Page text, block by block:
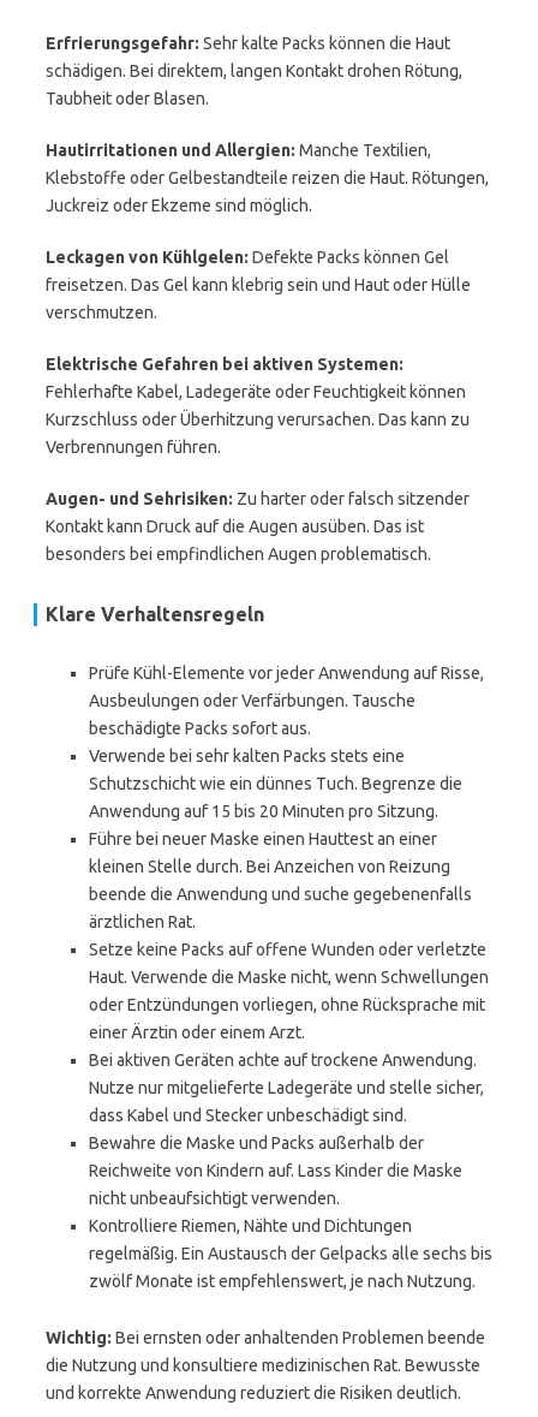
Erfrierungsgefahr: Sehr kalte Packs können die Haut
schädigen. Bei direktem, langen Kontakt drohen Rötung,
Taubheit oder Blasen.
Hautirritationen und Allergien: Manche Textilien,
Klebstoffe oder Gelbestandteile reizen die Haut. Rötungen,
Juckreiz oder Ekzeme sind möglich.
Leckagen von Kühlgelen: Defekte Packs können Gel
freisetzen. Das Gel kann klebrig sein und Haut oder Hülle
verschmutzen.
Elektrische Gefahren bei aktiven Systemen:
Fehlerhafte Kabel, Ladegeräte oder Feuchtigkeit können
Kurzschluss oder Überhitzung verursachen. Das kann zu
Verbrennungen führen.
Augen- und Sehrisiken: Zu harter oder falsch sitzender
Kontakt kann Druck auf die Augen ausüben. Das ist
besonders bei empfindlichen Augen problematisch.
Klare Verhaltensregeln
Prüfe Kühl-Elemente vor jeder Anwendung auf Risse,
Ausbeulungen oder Verfärbungen. Tausche
beschädigte Packs sofort aus.
Verwende bei sehr kalten Packs stets eine
Schutzschicht wie ein dünnes Tuch. Begrenze die
Anwendung auf 15 bis 20 Minuten pro Sitzung.
Führe bei neuer Maske einen Hauttest an einer
kleinen Stelle durch. Bei Anzeichen von Reizung
beende die Anwendung und suche gegebenenfalls
ärztlichen Rat.
Setze keine Packs auf offene Wunden oder verletzte
Haut. Verwende die Maske nicht, wenn Schwellungen
oder Entzündungen vorliegen, ohne Rücksprache mit
einer Ärztin oder einem Arzt.
Bei aktiven Geräten achte auf trockene Anwendung.
Nutze nur mitgelieferte Ladegeräte und stelle sicher,
dass Kabel und Stecker unbeschädigt sind.
Bewahre die Maske und Packs außerhalb der
Reichweite von Kindern auf. Lass Kinder die Maske
nicht unbeaufsichtigt verwenden.
Kontrolliere Riemen, Nähte und Dichtungen
regelmäßig. Ein Austausch der Gelpacks alle sechs bis
zwölf Monate ist empfehlenswert, je nach Nutzung.
Wichtig: Bei ernsten oder anhaltenden Problemen beende
die Nutzung und konsultiere medizinischen Rat. Bewusste
und korrekte Anwendung reduziert die Risiken deutlich.